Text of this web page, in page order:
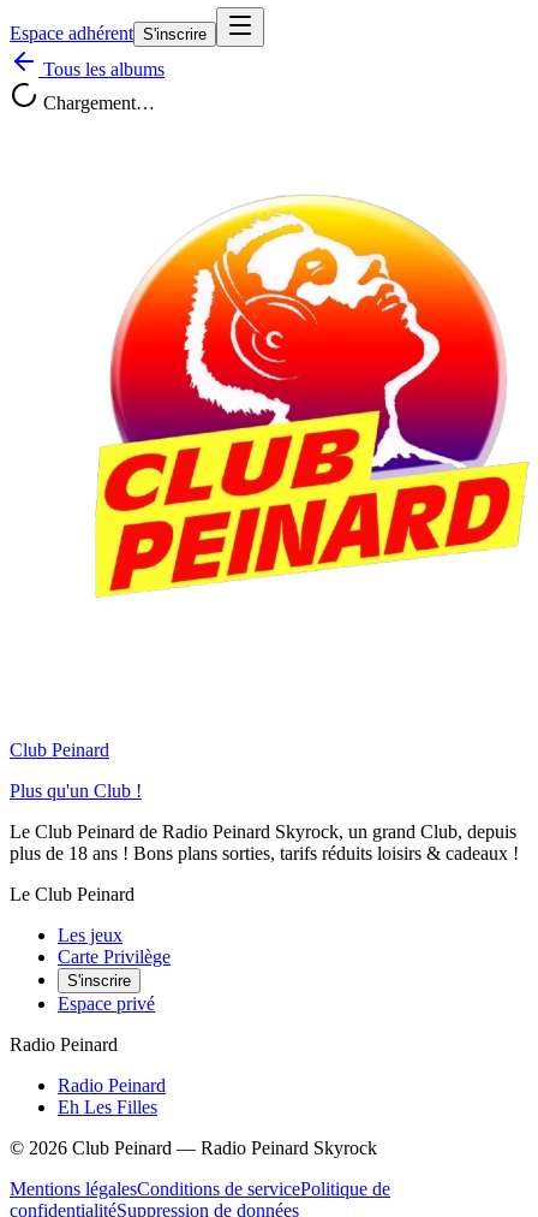
Espace adhérent S'inscrire
Tous les albums
Chargement…
Club Peinard
Plus qu'un Club !
Le Club Peinard de Radio Peinard Skyrock, un grand Club, depuis
plus de 18 ans ! Bons plans sorties, tarifs réduits loisirs & cadeaux !
Le Club Peinard
Les jeux
Carte Privilège
S'inscrire
Espace privé
Radio Peinard
Radio Peinard
Eh Les Filles
© 2026 Club Peinard — Radio Peinard Skyrock
Mentions légalesConditions de servicePolitique de
confidentialitéSuppression de données